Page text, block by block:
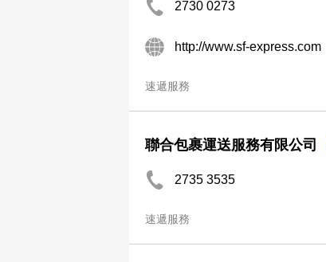
2730 0273
http://www.sf-express.com
速遞服務
聯合包裹運送服務有限公司
2735 3535
速遞服務